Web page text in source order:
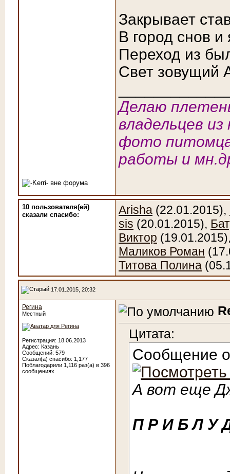
Закрывает
В город снов и
Переход из
Свет зовущий
Делаю
владельцев
фото
работы и
10 пользователя(ей)
сказали cпасибо:
Arisha (22.01.2015),
sis (20.01.2015),
Виктор
Маликов Роман
Титова Полина
17.01.2015, 20:32
Регина
Местный
Регистрация: 18.06.2013
Адрес: Казань
Сообщений: 579
Сказал(а) спасибо: 1,177
Поблагодарили 1,116 раз(а) в 396
сообщениях
Цитата:
Сообщение
А вот еще
П Р И Б Л У